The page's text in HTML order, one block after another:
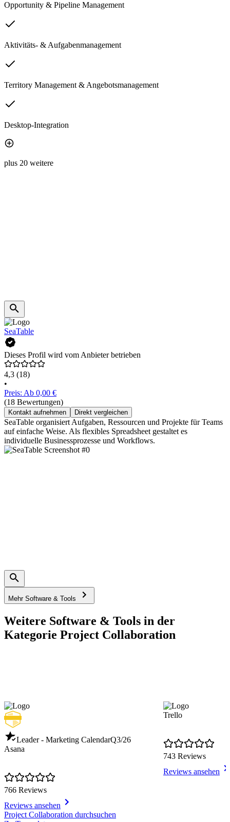
Opportunity & Pipeline Management
Aktivitäts- & Aufgabenmanagement
Territory Management & Angebotsmanagement
Desktop-Integration
plus 20 weitere
SeaTable
Dieses Profil wird vom Anbieter betrieben
4,3 (18)
•
Preis: Ab 0,00 €
(18 Bewertungen)
Kontakt aufnehmen Direkt vergleichen
SeaTable organisiert Aufgaben, Ressourcen und Projekte für Teams
auf einfache Weise. Als flexibles Spreadsheet gestaltet es
individuelle Businessprozesse und Workflows.
Mehr Software & Tools
Weitere Software & Tools in der
Kategorie Project Collaboration
Leader - Marketing CalendarQ3/26
Asana
766 Reviews
Reviews ansehen
Trello
743 Reviews
Reviews ansehen
Item
Project Collaboration durchsuchen